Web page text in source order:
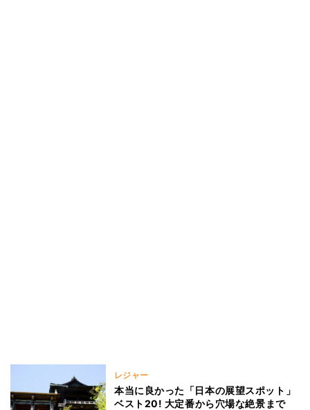
レジャー
本当に良かった「日本の展望スポット」
ベスト20! 大定番から穴場な絶景まで